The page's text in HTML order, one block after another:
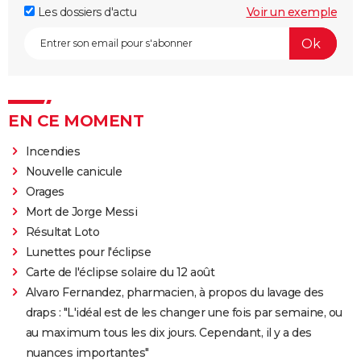
Les dossiers d'actu
Voir un exemple
EN CE MOMENT
Incendies
Nouvelle canicule
Orages
Mort de Jorge Messi
Résultat Loto
Lunettes pour l'éclipse
Carte de l'éclipse solaire du 12 août
Alvaro Fernandez, pharmacien, à propos du lavage des
draps : "L'idéal est de les changer une fois par semaine, ou
au maximum tous les dix jours. Cependant, il y a des
nuances importantes"